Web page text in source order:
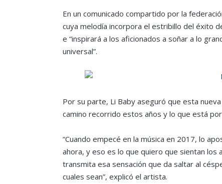
En un comunicado compartido por la
cuya melodía incorpora el estribillo del éxito
e “inspirará a los aficionados a soñar a lo
universal”.
Por su parte, Li Baby aseguró que esta nueva
camino recorrido estos años y lo que está
“Cuando empecé en la música en 2017, lo
ahora, y eso es lo que quiero que sientan los
transmita esa sensación que da saltar al
cuales sean”, explicó el artista.